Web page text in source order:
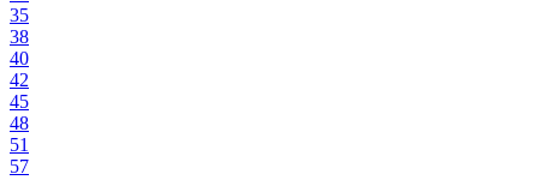
35
38
40
42
45
48
51
57